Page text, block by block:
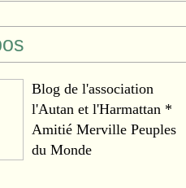
Blog de l'association
l'Autan et l'Harmattan *
Amitié Merville Peuples
du Monde